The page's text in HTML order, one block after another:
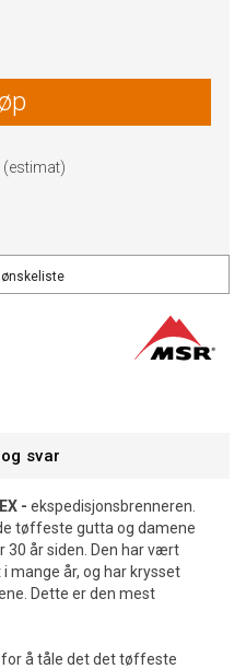
(estimat)
ønskeliste
svar
- ekspedisjonsbrenneren.
tøffeste gutta og damene
30 år siden. Den har vært
mange år, og har krysset
Dette er den mest
å tåle det det tøffeste